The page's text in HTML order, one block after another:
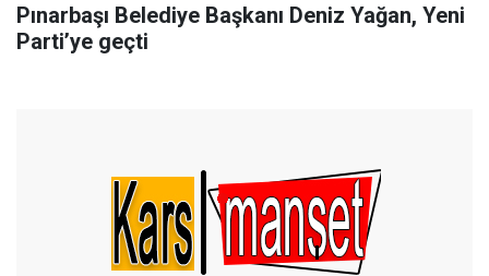
Pınarbaşı Belediye Başkanı Deniz Yağan, Yeni
Parti’ye geçti